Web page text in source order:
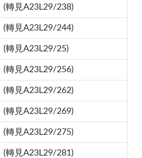
(轉見A23L29/238)
(轉見A23L29/244)
(轉見A23L29/25)
(轉見A23L29/256)
(轉見A23L29/262)
(轉見A23L29/269)
(轉見A23L29/275)
(轉見A23L29/281)